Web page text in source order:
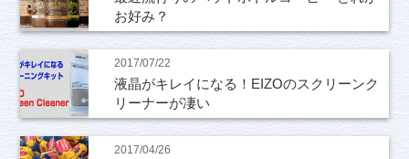
お好み？
2017/07/22
液晶がキレイになる！EIZOのスクリーンク
リーナーが凄い
2017/04/26